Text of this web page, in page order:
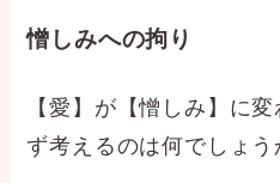
憎しみへの拘り
【愛】が【憎しみ】に
ず考えるのは何でしょう